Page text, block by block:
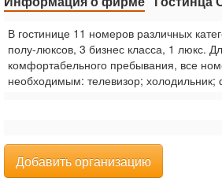
В гостинице 11 номеров различных
полу-люксов, 3 бизнес класса, 1 люкс.
комфортабельного пребывания, все
необходимым: телевизор;
Добавить организацию